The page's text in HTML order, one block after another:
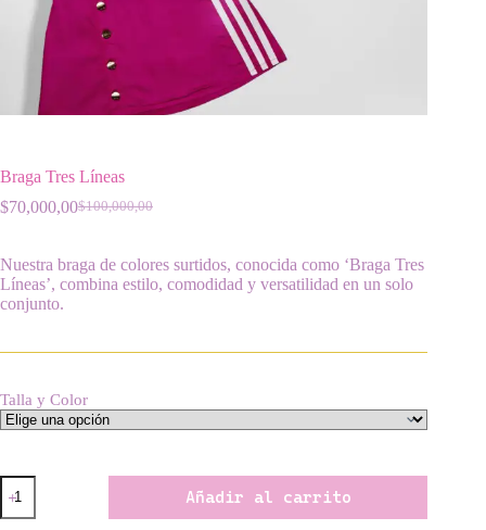
Braga Tres Líneas
$100,000,00
El
era:
$100,000,00.
$70,000,00El
es:
$70,000,00.
Nuestra braga de colores surtidos, conocida como ‘Braga Tres
Líneas’, combina estilo, comodidad y versatilidad en un solo
conjunto.
Talla y Color
Braga
Tres
Líneas
Añadir al carrito